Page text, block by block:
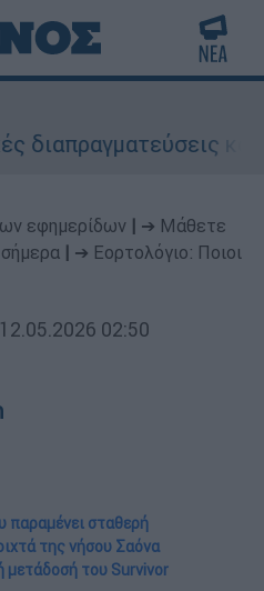
και γιατί
εφημερίδων
➔ Μάθετε
➔ Εορτολόγιο: Ποιοι
12.05.2026 02:50
παραμένει σταθερή
της νήσου Σαόνα
μετάδοσή του Survivor